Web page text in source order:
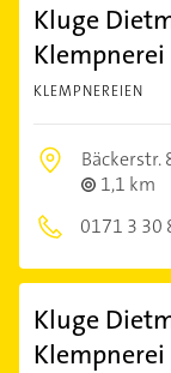
Kluge
Klempnerei
KLEMPNEREIEN
Bäckerstr.
1,1 km
0171 3 30
Kluge
Klempnerei